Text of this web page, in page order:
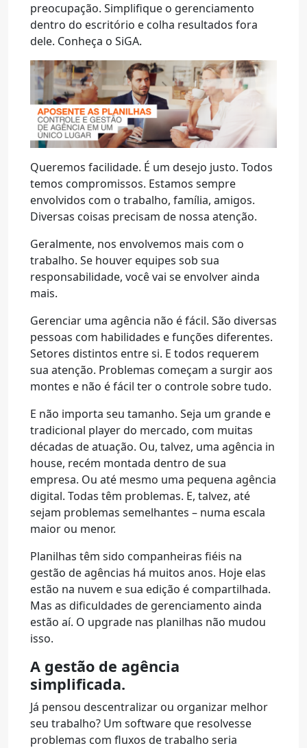
preocupação. Simplifique o gerenciamento
dentro do escritório e colha resultados fora
dele. Conheça o SiGA.
Queremos facilidade. É um desejo justo. Todos
temos compromissos. Estamos sempre
envolvidos com o trabalho, família, amigos.
Diversas coisas precisam de nossa atenção.
Geralmente, nos envolvemos mais com o
trabalho. Se houver equipes sob sua
responsabilidade, você vai se envolver ainda
mais.
Gerenciar uma agência não é fácil. São diversas
pessoas com habilidades e funções diferentes.
Setores distintos entre si. E todos requerem
sua atenção. Problemas começam a surgir aos
montes e não é fácil ter o controle sobre tudo.
E não importa seu tamanho. Seja um grande e
tradicional player do mercado, com muitas
décadas de atuação. Ou, talvez, uma agência in
house, recém montada dentro de sua
empresa. Ou até mesmo uma pequena agência
digital. Todas têm problemas. E, talvez, até
sejam problemas semelhantes – numa escala
maior ou menor.
Planilhas têm sido companheiras fiéis na
gestão de agências há muitos anos. Hoje elas
estão na nuvem e sua edição é compartilhada.
Mas as dificuldades de gerenciamento ainda
estão aí. O upgrade nas planilhas não mudou
isso.
A gestão de agência
simplificada.
Já pensou descentralizar ou organizar melhor
seu trabalho? Um software que resolvesse
problemas com fluxos de trabalho seria